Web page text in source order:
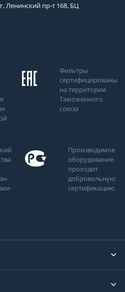
Ленинский пр-т 168, БЦ
Фильтры
сертифицированы
на территории
Таможенного
союза
Производимое
оборудование
проходит
добровольную
сертификацию